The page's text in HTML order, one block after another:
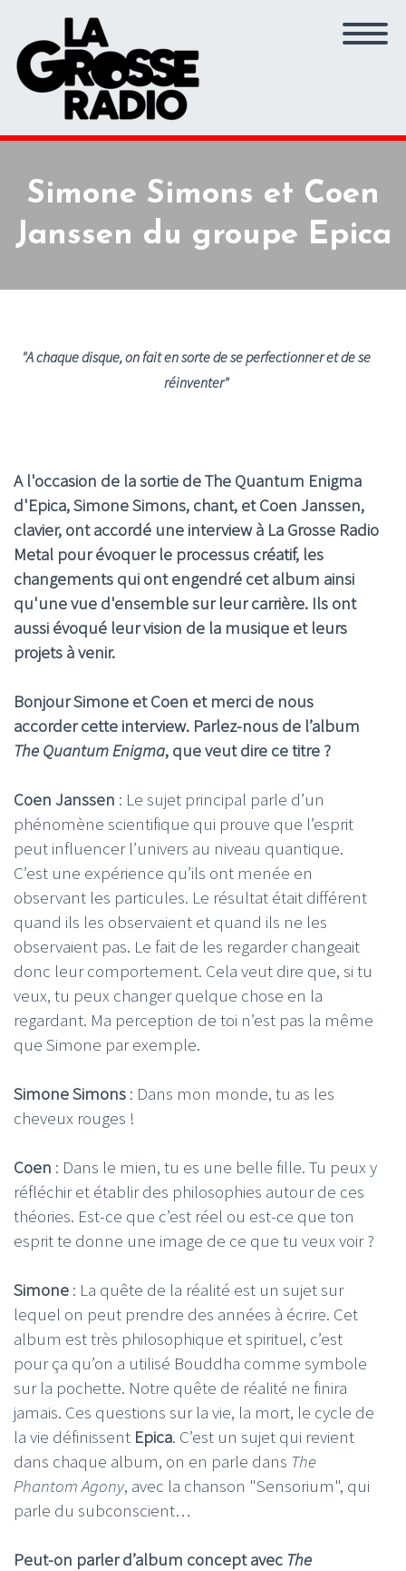
Simone Simons et Coen
Janssen du groupe Epica
"A chaque disque, on fait en sorte de se perfectionner et de se
réinventer"
A l'occasion de la sortie de The Quantum Enigma
d'Epica, Simone Simons, chant, et Coen Janssen,
clavier, ont accordé une interview à La Grosse Radio
Metal pour évoquer le processus créatif, les
changements qui ont engendré cet album ainsi
qu'une vue d'ensemble sur leur carrière. Ils ont
aussi évoqué leur vision de la musique et leurs
projets à venir.
Bonjour Simone et Coen et merci de nous
accorder cette interview. Parlez-nous de l’album
The Quantum Enigma, que veut dire ce titre ?
Coen Janssen : Le sujet principal parle d’un
phénomène scientifique qui prouve que l’esprit
peut influencer l’univers au niveau quantique.
C’est une expérience qu’ils ont menée en
observant les particules. Le résultat était différent
quand ils les observaient et quand ils ne les
observaient pas. Le fait de les regarder changeait
donc leur comportement. Cela veut dire que, si tu
veux, tu peux changer quelque chose en la
regardant. Ma perception de toi n’est pas la même
que Simone par exemple.
Simone Simons : Dans mon monde, tu as les
cheveux rouges !
Coen : Dans le mien, tu es une belle fille. Tu peux y
réfléchir et établir des philosophies autour de ces
théories. Est-ce que c’est réel ou est-ce que ton
esprit te donne une image de ce que tu veux voir ?
Simone : La quête de la réalité est un sujet sur
lequel on peut prendre des années à écrire. Cet
album est très philosophique et spirituel, c’est
pour ça qu’on a utilisé Bouddha comme symbole
sur la pochette. Notre quête de réalité ne finira
jamais. Ces questions sur la vie, la mort, le cycle de
la vie définissent Epica. C’est un sujet qui revient
dans chaque album, on en parle dans The
Phantom Agony, avec la chanson "Sensorium", qui
parle du subconscient…
Peut-on parler d’album concept avec The